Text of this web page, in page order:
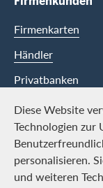
Diese Website
Technologien zur
personalisieren.
und weiteren
Firmenkarten
Händler
Privatbanken
Swisscard
Karriere
Offene Stellen